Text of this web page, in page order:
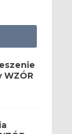
WZÓR